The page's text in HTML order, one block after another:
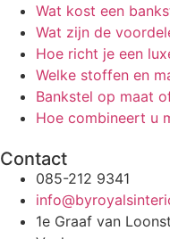
Wat kost een
Wat zijn de
Hoe richt je een
Welke stoffen en
Bankstel op maat
Hoe combineert u
Contact
085-212 9341
1e Graaf van